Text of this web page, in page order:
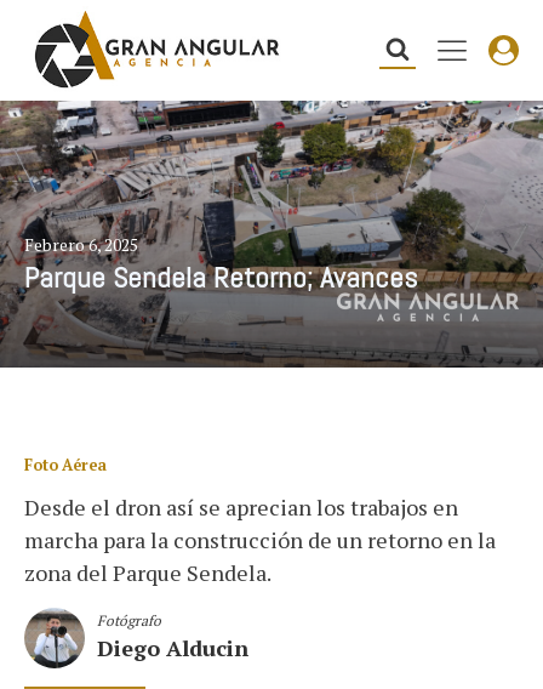
Febrero 6, 2025
Parque Sendela Retorno; Avances
Foto Aérea
Desde el dron así se aprecian los trabajos en
marcha para la construcción de un retorno en la
zona del Parque Sendela.
Fotógrafo
Diego Alducin